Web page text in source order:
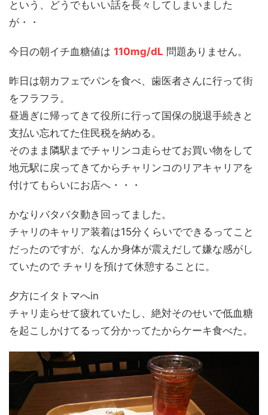
という、どうでもいい話を長々してしまいました
が・・
今日の朝イチ血糖値は 110mg/dL 問題ありません。
昨日は朝カフェでパンを食べ、歯医者さんに行って街
をフラフラ。
昼過ぎに帰ってきて役所に行って国保の脱退手続きと
支払い忘れてた住民税を納める。
そのまま隣駅までチャリンコ走らせてお買い物をして
地元駅に戻ってきてからチャリンコのリアキャリアを
付けてもらいにお店へ・・・
かなりバタバタ動き回ってました。
チャリのキャリア装着は15分くらいでできるってこと
だったのですが、なんか身体が震えだして嫌な感がし
ていたので チャリを預けて休憩することに。
夕方にイタトマへin
チャリ走らせて疲れていたし、絶対そのせいで低血糖
を起こしかけてるって分かってたからケーキ食べた。